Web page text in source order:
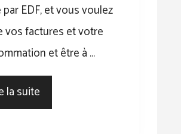
EDF, et vous voulez
vos factures et votre
et être à …
la suite